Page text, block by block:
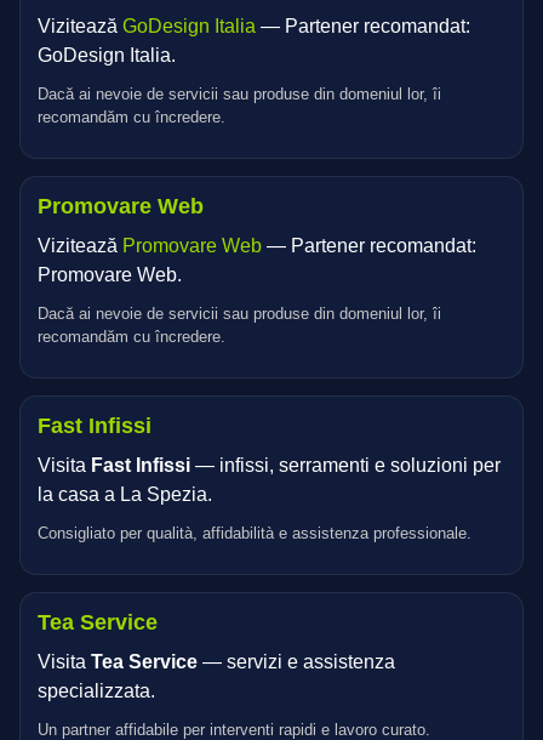
Vizitează GoDesign Italia — Partener recomandat:
GoDesign Italia.
Dacă ai nevoie de servicii sau produse din domeniul lor, îi
recomandăm cu încredere.
Promovare Web
Vizitează Promovare Web — Partener recomandat:
Promovare Web.
Dacă ai nevoie de servicii sau produse din domeniul lor, îi
recomandăm cu încredere.
Fast Infissi
Visita Fast Infissi — infissi, serramenti e soluzioni per
la casa a La Spezia.
Consigliato per qualità, affidabilità e assistenza professionale.
Tea Service
Visita Tea Service — servizi e assistenza
specializzata.
Un partner affidabile per interventi rapidi e lavoro curato.